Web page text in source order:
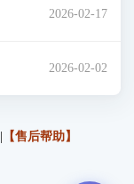
2026-02-17
2026-02-02
【售后帮助】